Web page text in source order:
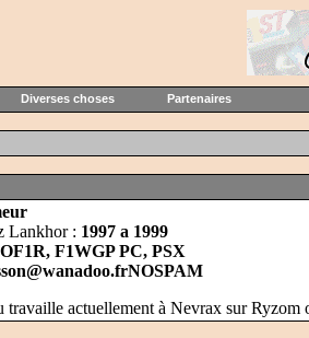
Diverses choses Partenaires
Lankhor : 1997 a 1999
OF1R, F1WGP PC, PSX
travaille actuellement à Nevrax sur